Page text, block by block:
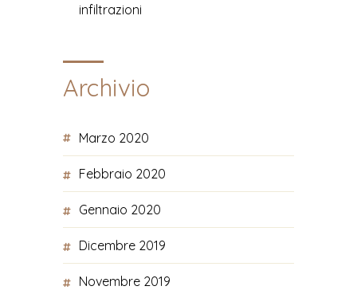
infiltrazioni
Archivio
Marzo 2020
Febbraio 2020
Gennaio 2020
Dicembre 2019
Novembre 2019